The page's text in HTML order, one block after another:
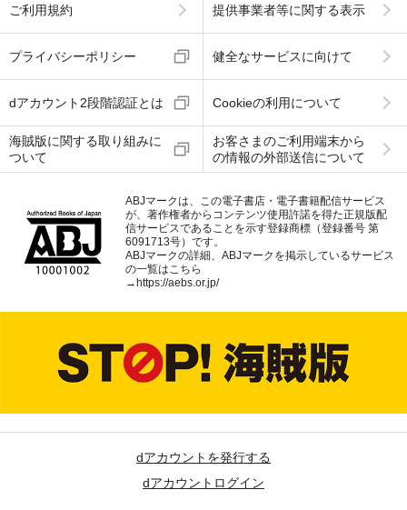
ご利用規約 提供事業者等に関する表示
プライバシーポリシー 健全なサービスに向けて
dアカウント2段階認証とは Cookieの利用について
海賊版に関する取り組みに
ついて
お客さまのご利用端末から
の情報の外部送信について
ABJマークは、この電子書店・電子書籍配信サービス
が、著作権者からコンテンツ使用許諾を得た正規版配
信サービスであることを示す登録商標（登録番号 第
6091713号）です。
ABJマークの詳細、ABJマークを掲示しているサービス
の一覧はこちら
→ https://aebs.or.jp/
dアカウントを発行する
dアカウントログイン